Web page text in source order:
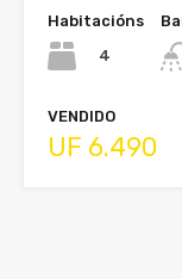
Habitacións
4
VENDIDO
UF 6.490